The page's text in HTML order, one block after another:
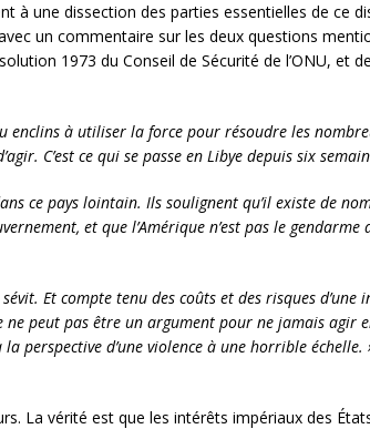
à une dissection des parties essentielles de ce
un commentaire sur les deux questions
1973 du Conseil de Sécurité de l’ONU, et
enclins à utiliser la force pour résoudre les
C’est ce qui se passe en Libye depuis six
ce pays lointain. Ils soulignent qu’il existe de
et que l’Amérique n’est pas le gendarme
Et compte tenu des coûts et des risques d’une
ne peut pas être un argument pour ne jamais agir
perspective d’une violence à une horrible échelle.
La vérité est que les intérêts impériaux des